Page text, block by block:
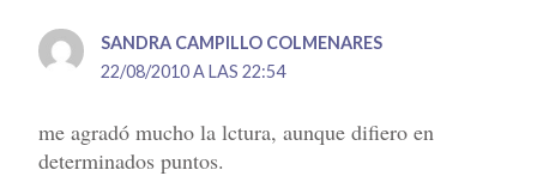
SANDRA CAMPILLO COLMENARES
22/08/2010 A LAS 22:54
me agradó mucho la lctura, aunque difiero en
determinados puntos.